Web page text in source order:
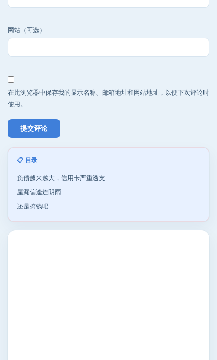
网站（可选）
在此浏览器中保存我的显示名称、邮箱地址和网站地址，以便下次评论时
使用。
📋 目录
负债越来越大，信用卡严重透支
屋漏偏逢连阴雨
还是搞钱吧